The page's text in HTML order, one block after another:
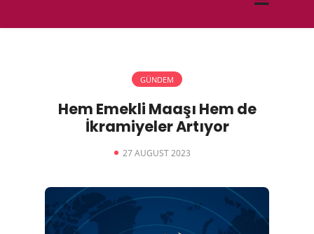
GÜNDEM
Hem Emekli Maaşı Hem de
İkramiyeler Artıyor
27 AUGUST 2023